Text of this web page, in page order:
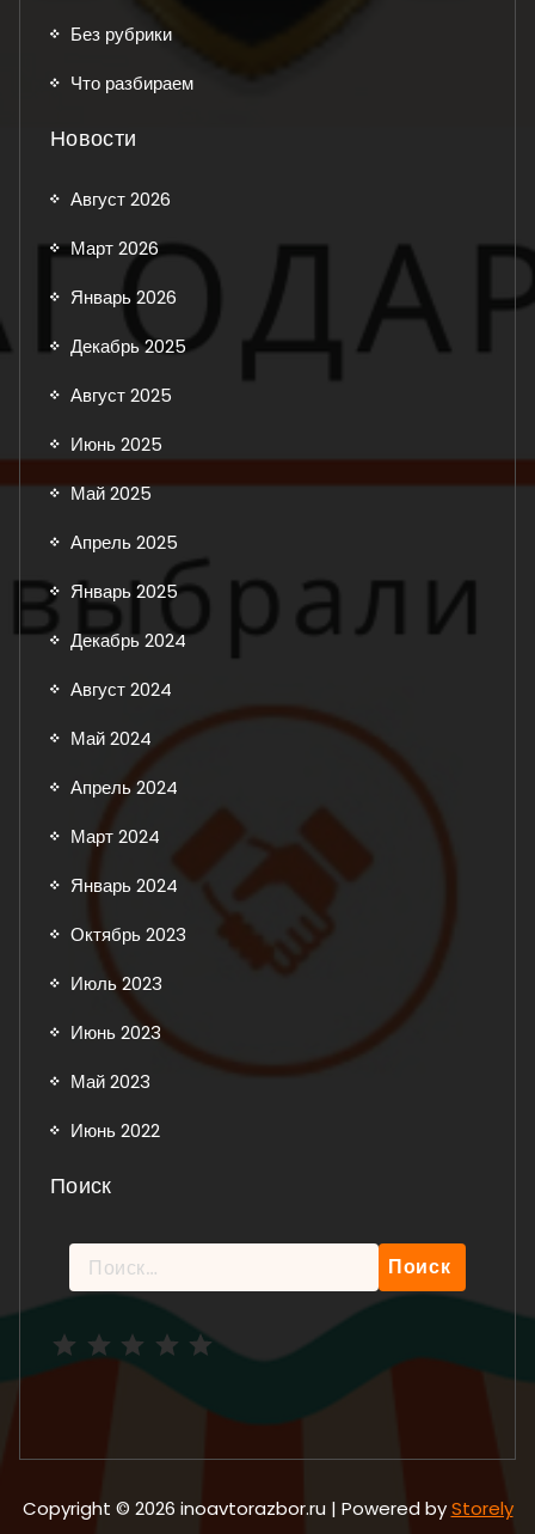
Без рубрики
Что разбираем
Новости
Август 2026
Март 2026
Январь 2026
Декабрь 2025
Август 2025
Июнь 2025
Май 2025
Апрель 2025
Январь 2025
Декабрь 2024
Август 2024
Май 2024
Апрель 2024
Март 2024
Январь 2024
Октябрь 2023
Июль 2023
Июнь 2023
Май 2023
Июнь 2022
Поиск
Найти:
Copyright © 2026 inoavtorazbor.ru | Powered byStorely